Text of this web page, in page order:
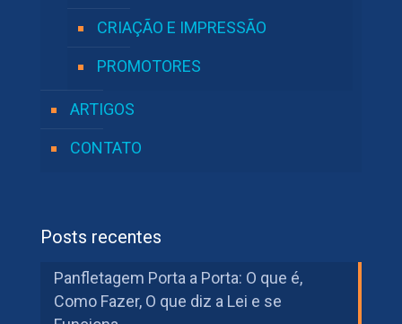
CRIAÇÃO E IMPRESSÃO
PROMOTORES
ARTIGOS
CONTATO
Posts recentes
Panfletagem Porta a Porta: O que é,
Como Fazer, O que diz a Lei e se